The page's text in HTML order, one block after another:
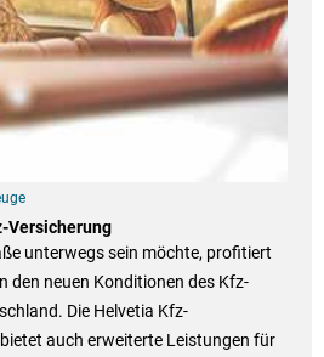
Versicherung
unterwegs sein möchte, profitiert
den neuen Konditionen des Kfz-
Die Helvetia Kfz-
auch erweiterte Leistungen für